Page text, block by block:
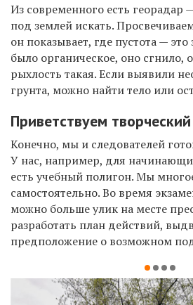
Из современного есть георадар
под землей искать.
он показывает, где пустота —
было органическое, оно сгнило,
рыхлость такая. Если выявили
грунта, можно найти тело или
Приветствуем
Конечно, мы и следователей
У нас, например, для
есть учебный полигон. Мы
самостоятельно. Во время
можно больше улик на месте
разработать план действий,
предположение о возможном